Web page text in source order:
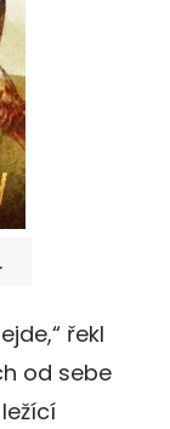
řekl
od sebe